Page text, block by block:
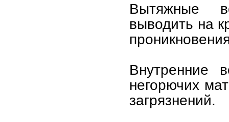
Вытяжные
выводить на
Внутренние
негорючих
загрязнений.